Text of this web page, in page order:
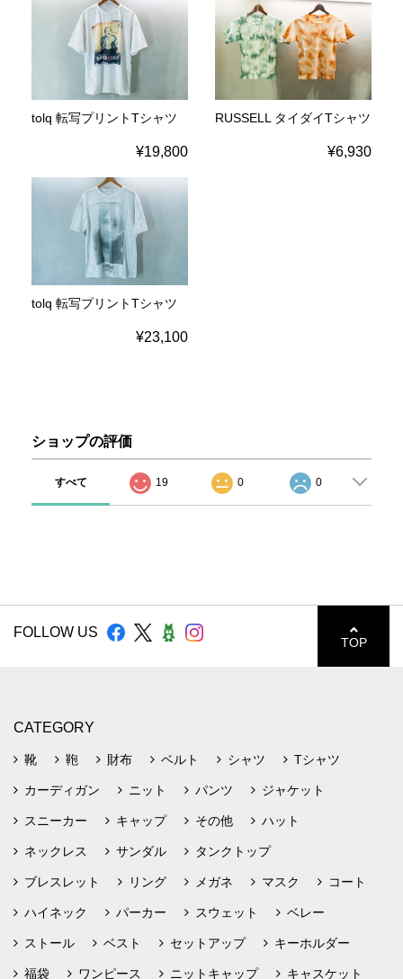
tolq 転写プリントTシャツ
¥19,800
RUSSELL タイダイTシャツ
¥6,930
tolq 転写プリントTシャツ
¥23,100
ショップの評価
すべて 19 0 0
FOLLOW US
TOP
CATEGORY
靴 鞄 財布 ベルト シャツ Tシャツ
カーディガン ニット パンツ ジャケット
スニーカー キャップ その他 ハット
ネックレス サンダル タンクトップ
ブレスレット リング メガネ マスク コート
ハイネック パーカー スウェット ベレー
ストール ベスト セットアップ キーホルダー
福袋 ワンピース ニットキャップ キャスケット